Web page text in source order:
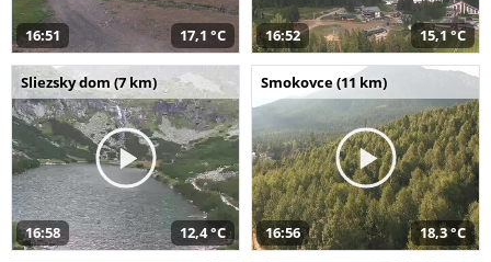
16:51 17,1 °C 16:52 15,1 °C
Sliezsky dom (7 km)
16:58 12,4 °C
Smokovce (11 km)
16:56 18,3 °C